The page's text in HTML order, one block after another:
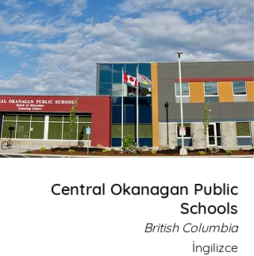
Central Okanagan Public
Schools
British Columbia
İngilizce